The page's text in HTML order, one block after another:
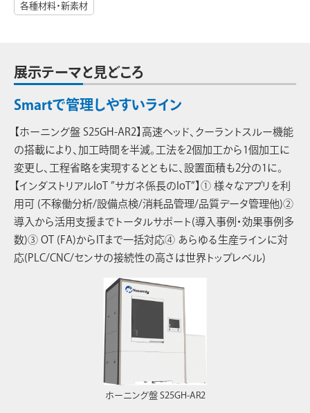
各種材料・新素材
展示テーマと見どころ
Smartで管理しやすいライン
【ホーニング盤 S25GH-AR2】高速ヘッド、クーラントスルー機能
の搭載により、加工時間を半減。工法を2個加工から1個加工に
変更し、工程省略を実現するとともに、設置面積も2分の1に。
【インダストリアルIoT ”サガネ係長のIoT”】① 様々なアプリを利
用可 (不稼働分析/設備点検/消耗品管理/品質データ管理他)②
導入から活用支援までトータルサポート(導入事例・効果事例多
数)③ OT (FA)からITまで一括対応④ あらゆる生産ラインに対
応(PLC/CNC/センサの接続性の高さは世界トップレベル)
ホーニング盤 S25GH-AR2